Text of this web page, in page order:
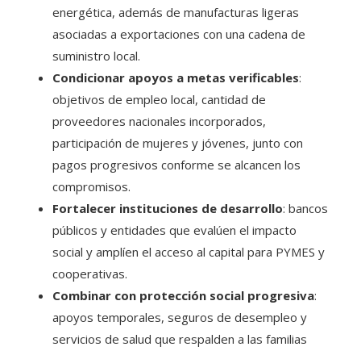
energética, además de manufacturas ligeras
asociadas a exportaciones con una cadena de
suministro local.
Condicionar apoyos a metas verificables:
objetivos de empleo local, cantidad de
proveedores nacionales incorporados,
participación de mujeres y jóvenes, junto con
pagos progresivos conforme se alcancen los
compromisos.
Fortalecer instituciones de desarrollo: bancos
públicos y entidades que evalúen el impacto
social y amplíen el acceso al capital para PYMES y
cooperativas.
Combinar con protección social progresiva:
apoyos temporales, seguros de desempleo y
servicios de salud que respalden a las familias